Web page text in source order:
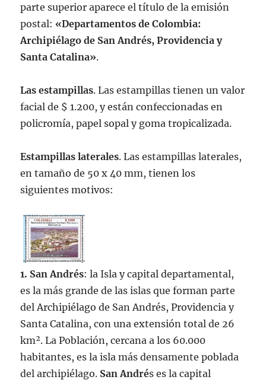
parte superior aparece el título de la emisión
postal: «Departamentos de Colombia:
Archipiélago de San Andrés, Providencia y
Santa Catalina».
Las estampillas. Las estampillas tienen un valor
facial de $ 1.200, y están confeccionadas en
policromía, papel sopal y goma tropicalizada.
Estampillas laterales. Las estampillas laterales,
en tamaño de 50 x 40 mm, tienen los
siguientes motivos:
1. San Andrés: la Isla y capital departamental,
es la más grande de las islas que forman parte
del Archipiélago de San Andrés, Providencia y
Santa Catalina, con una extensión total de 26
km². La Población, cercana a los 60.000
habitantes, es la isla más densamente poblada
del archipiélago. San Andrés es la capital